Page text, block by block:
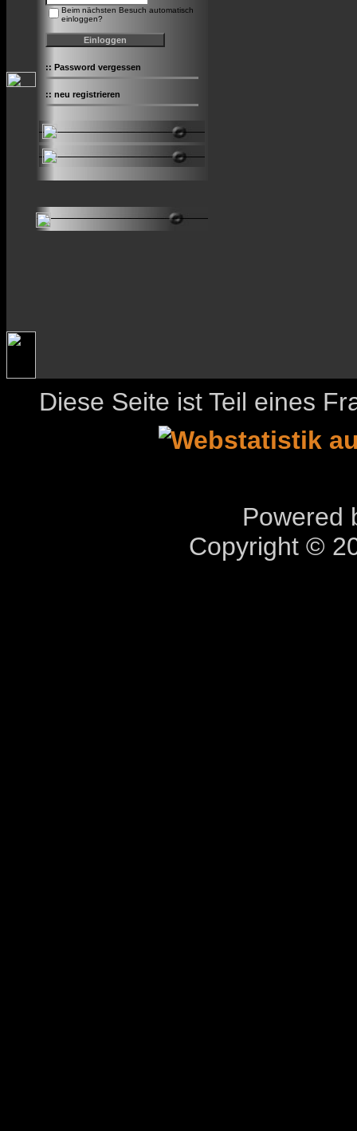
Beim nächsten Besuch automatisch
einloggen?
:: Password vergessen
:: neu registrieren
Diese Seite ist Teil eines
Powered
Copyright ©